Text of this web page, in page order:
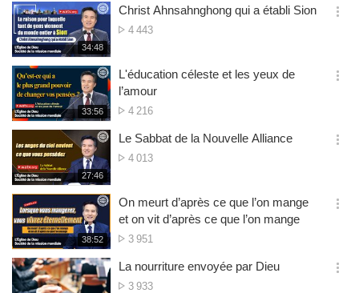
시
간
visualisations
기
재
생
시
간
34:48
Christ Ahnsahnghong qui a établi Sion
Nombre
4 443
옵
기
재
생
시
간
33:56
L'éducation céleste et les yeux de
l’amour
Nombre
visualisations
4 216
옵
기
재
생
시
간
27:46
Le Sabbat de la Nouvelle Alliance
Nombre
4 013
옵
기
재
생
시
간
38:52
On meurt d’après ce que l’on mange
et on vit d’après ce que l’on mange
Nombre
visualisations
3 951
옵
기
La nourriture envoyée par Dieu
Nombre
3 933
옵